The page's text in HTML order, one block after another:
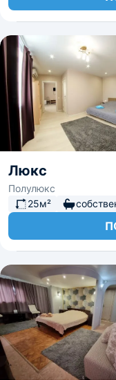
Люкс
Полулюкс
25м²